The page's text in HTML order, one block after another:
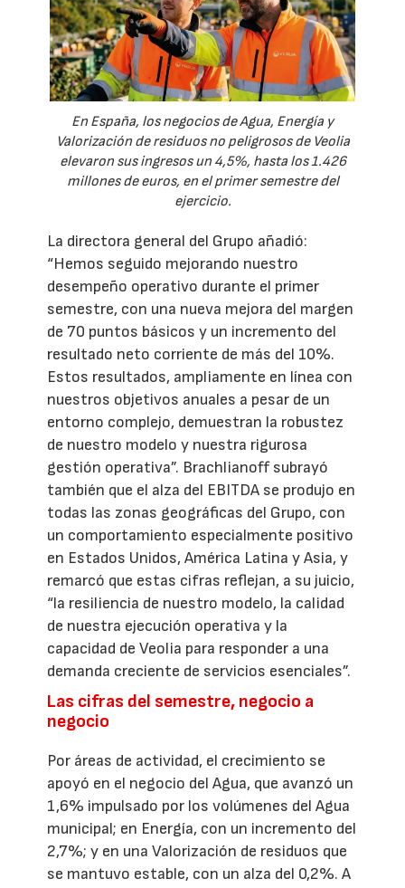
En España, los negocios de Agua, Energía y
Valorización de residuos no peligrosos de Veolia
elevaron sus ingresos un 4,5%, hasta los 1.426
millones de euros, en el primer semestre del
ejercicio.
La directora general del Grupo añadió:
“Hemos seguido mejorando nuestro
desempeño operativo durante el primer
semestre, con una nueva mejora del margen
de 70 puntos básicos y un incremento del
resultado neto corriente de más del 10%.
Estos resultados, ampliamente en línea con
nuestros objetivos anuales a pesar de un
entorno complejo, demuestran la robustez
de nuestro modelo y nuestra rigurosa
gestión operativa”. Brachlianoff subrayó
también que el alza del EBITDA se produjo en
todas las zonas geográficas del Grupo, con
un comportamiento especialmente positivo
en Estados Unidos, América Latina y Asia, y
remarcó que estas cifras reflejan, a su juicio,
“la resiliencia de nuestro modelo, la calidad
de nuestra ejecución operativa y la
capacidad de Veolia para responder a una
demanda creciente de servicios esenciales”.
Las cifras del semestre, negocio a
negocio
Por áreas de actividad, el crecimiento se
apoyó en el negocio del Agua, que avanzó un
1,6% impulsado por los volúmenes del Agua
municipal; en Energía, con un incremento del
2,7%; y en una Valorización de residuos que
se mantuvo estable, con un alza del 0,2%. A